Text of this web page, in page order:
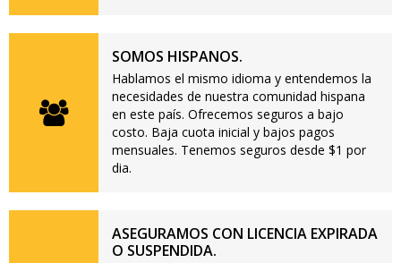
SOMOS HISPANOS.
Hablamos el mismo idioma y entendemos la
necesidades de nuestra comunidad hispana
en este país. Ofrecemos seguros a bajo
costo. Baja cuota inicial y bajos pagos
mensuales. Tenemos seguros desde $1 por
dia.
ASEGURAMOS CON LICENCIA EXPIRADA
O SUSPENDIDA.